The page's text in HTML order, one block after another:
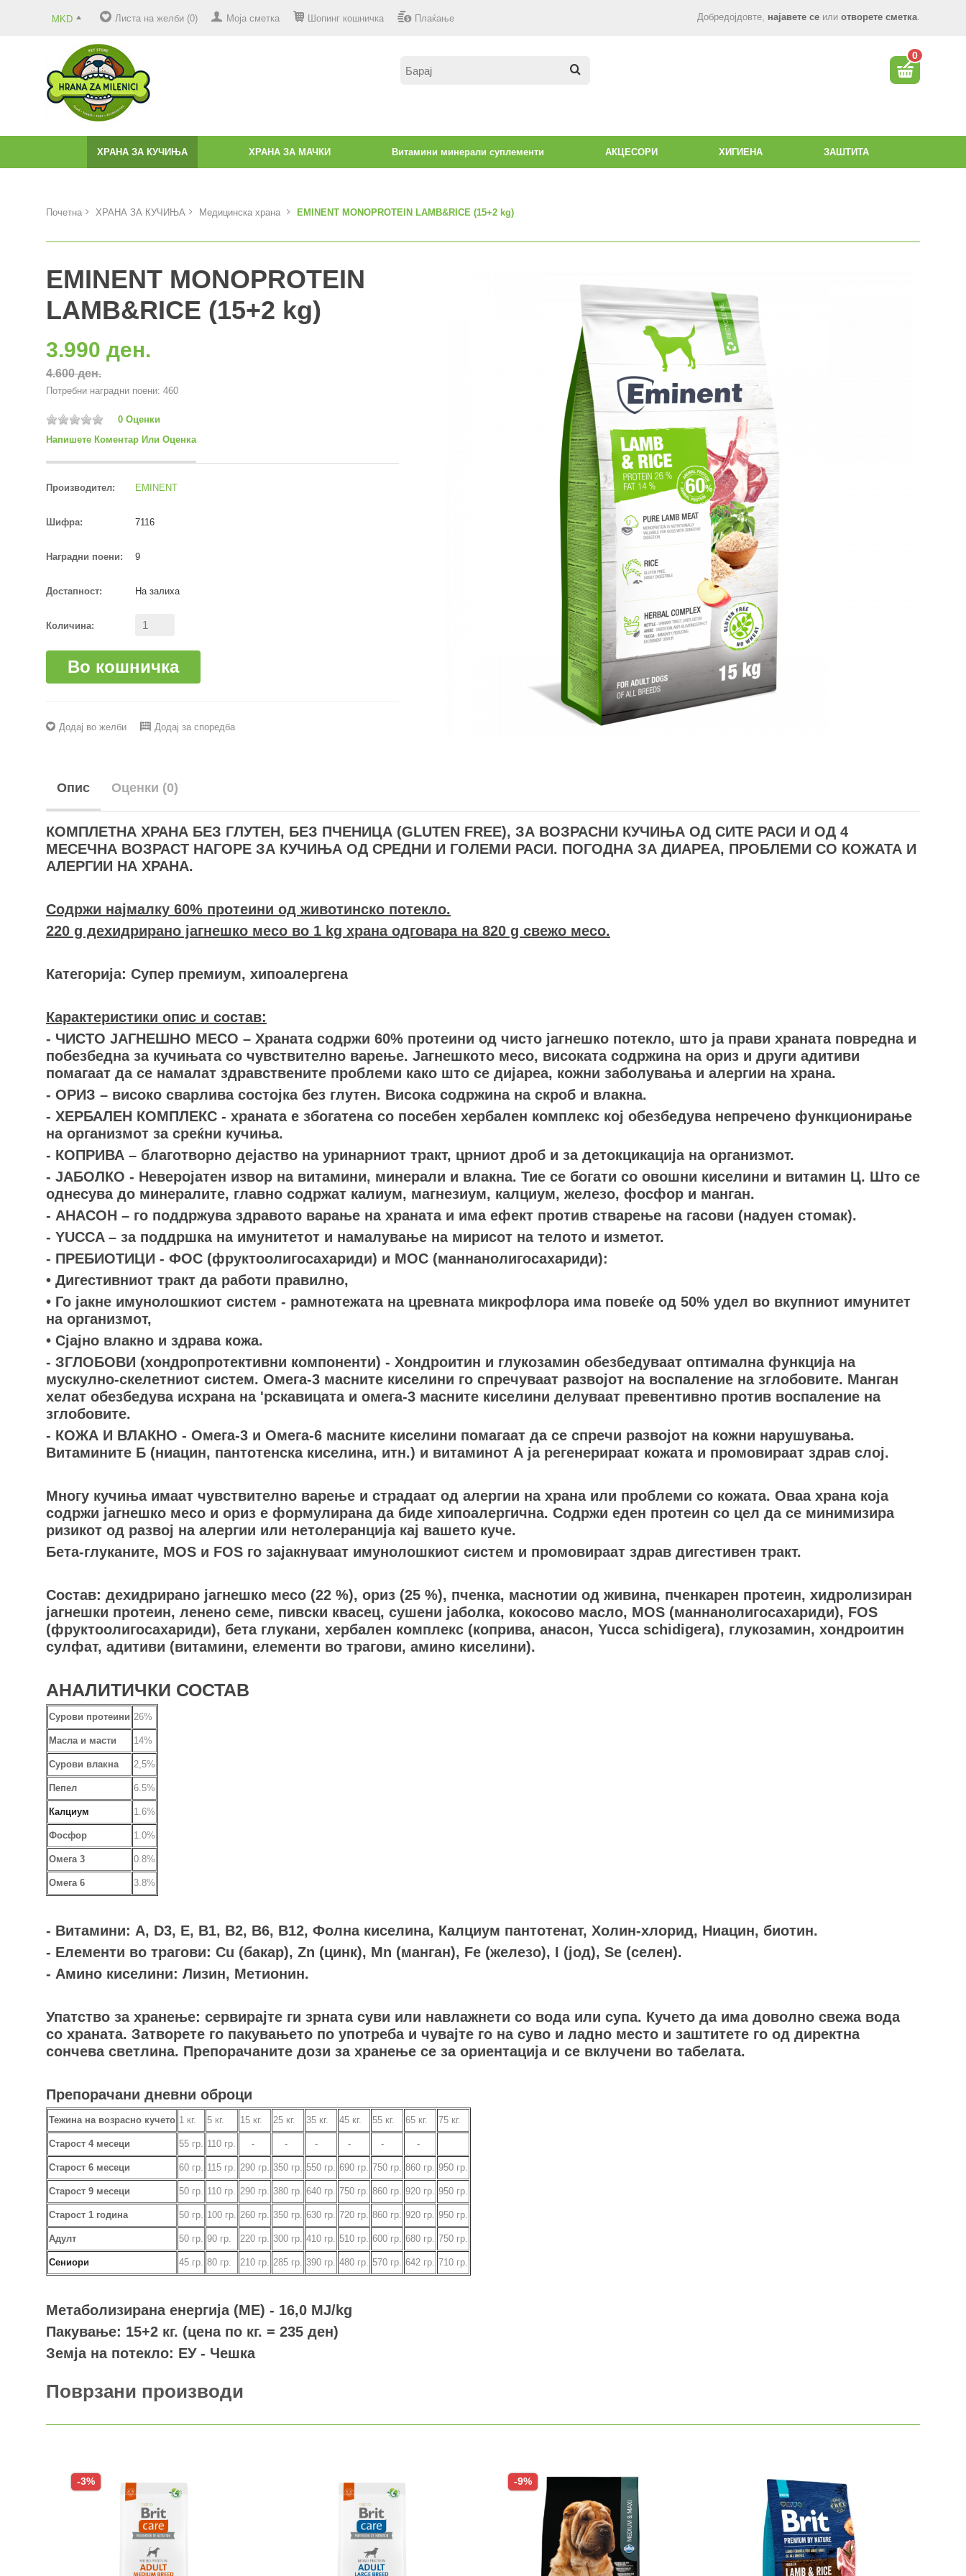
MKD Добредојдовте, најавете се или отворете сметка.
Листа на желби (0) Моја сметка Шопинг кошничка Плаќање
0
ХРАНА ЗА КУЧИЊА ХРАНА ЗА МАЧКИ Витамини минерали суплементи АКЦЕСОРИ ХИГИЕНА ЗАШТИТА
Почетна ХРАНА ЗА КУЧИЊА Медицинска храна EMINENT MONOPROTEIN LAMB&RICE (15+2 kg)
EMINENT MONOPROTEIN
LAMB&RICE (15+2 kg)
3.990 ден.
4.600 ден.
Потребни наградни поени: 460
0 Оценки
Напишете Коментар Или Оценка
Производител: EMINENT
Шифра: 7116
Наградни поени: 9
Достапност: На залиха
Количина:
Во кошничка
Додај во желби Додај за споредба
Опис Оценки (0)
КОМПЛЕТНА ХРАНА БЕЗ ГЛУТЕН, БЕЗ ПЧЕНИЦА (GLUTEN FREE), ЗА ВОЗРАСНИ КУЧИЊА ОД СИТЕ РАСИ И ОД 4
МЕСЕЧНА ВОЗРАСТ НАГОРЕ ЗА КУЧИЊА ОД СРЕДНИ И ГОЛЕМИ РАСИ. ПОГОДНА ЗА ДИАРЕА, ПРОБЛЕМИ СО КОЖАТА И
АЛЕРГИИ НА ХРАНА.
Содржи најмалку 60% протеини од животинско потекло.
220 g дехидрирано јагнешко месо во 1 kg храна одговара на 820 g свежо месо.
Категорија: Супер премиум, хипоалергена
Карактеристики опис и состав:
- ЧИСТО ЈАГНЕШНО МЕСО – Храната содржи 60% протеини од чисто јагнешко потекло, што ја прави храната повредна и
побезбедна за кучињата со чувствително варење. Јагнешкото месо, високата содржина на ориз и други адитиви
помагаат да се намалат здравствените проблеми како што се дијареа, кожни заболувања и алергии на храна.
- ОРИЗ – високо сварлива состојка без глутен. Висока содржина на скроб и влакна.
- ХЕРБАЛЕН КОМПЛЕКС - храната е збогатена со посебен хербален комплекс кој обезбедува непречено функционирање
на организмот за среќни кучиња.
- КОПРИВА – благотворно дејаство на уринарниот тракт, црниот дроб и за детокцикација на организмот.
- ЈАБОЛКО - Неверојатен извор на витамини, минерали и влакна. Тие се богати со овошни киселини и витамин Ц. Што се
однесува до минералите, главно содржат калиум, магнезиум, калциум, железо, фосфор и манган.
- АНАСОН – го поддржува здравото варање на храната и има ефект против стварење на гасови (надуен стомак).
- YUCCA – за поддршка на имунитетот и намалување на мирисот на телото и изметот.
- ПРЕБИОТИЦИ - ФОС (фруктоолигосахариди) и МОС (маннанолигосахариди):
• Дигестивниот тракт да работи правилно,
• Го јакне имунолошкиот систем - рамнотежата на цревната микрофлора има повеќе од 50% удел во вкупниот имунитет
на организмот,
• Сјајно влакно и здрава кожа.
- ЗГЛОБОВИ (хондропротективни компоненти) - Хондроитин и глукозамин обезбедуваат оптимална функција на
мускулно-скелетниот систем. Омега-3 масните киселини го спречуваат развојот на воспаление на зглобовите. Манган
хелат обезбедува исхрана на 'рскавицата и омега-3 масните киселини делуваат превентивно против воспаление на
зглобовите.
- КОЖА И ВЛАКНО - Омега-3 и Омега-6 масните киселини помагаат да се спречи развојот на кожни нарушувања.
Витамините Б (ниацин, пантотенска киселина, итн.) и витаминот А ја регенерираат кожата и промовираат здрав слој.
Многу кучиња имаат чувствително варење и страдаат од алергии на храна или проблеми со кожата. Оваа храна која
содржи јагнешко месо и ориз е формулирана да биде хипоалергична. Содржи еден протеин со цел да се минимизира
ризикот од развој на алергии или нетолеранција кај вашето куче.
Бета-глуканите, MOS и FOS го зајакнуваат имунолошкиот систем и промовираат здрав дигестивен тракт.
Состав: дехидрирано јагнешко месо (22 %), ориз (25 %), пченка, маснотии од живина, пченкарен протеин, хидролизиран
јагнешки протеин, ленено семе, пивски квасец, сушени јаболка, кокосово масло, MOS (маннанолигосахариди), FOS
(фруктоолигосахариди), бета глукани, хербален комплекс (коприва, анасон, Yucca schidigera), глукозамин, хондроитин
сулфат, адитиви (витамини, елементи во трагови, амино киселини).
АНАЛИТИЧКИ СОСТАВ
Сурови протеини 26%
Масла и масти 14%
Сурови влакна 2,5%
Пепел 6.5%
Калциум 1.6%
Фосфор 1.0%
Омега 3 0.8%
Омега 6 3.8%
- Витамини: А, D3, Е, B1, B2, B6, B12, Фолна киселина, Калциум пантотенат, Холин-хлорид, Ниацин, биотин.
- Елементи во трагови: Cu (бакар), Zn (цинк), Mn (манган), Fe (железо), I (јод), Se (селен).
- Амино киселини: Лизин, Метионин.
Упатство за хранење: сервирајте ги зрната суви или навлажнети со вода или супа. Кучето да има доволно свежа вода
со храната. Затворете го пакувањето по употреба и чувајте го на суво и ладно место и заштитете го од директна
сончева светлина. Препорачаните дози за хранење се за ориентација и се вклучени во табелата.
Препорачани дневни оброци
Тежина на возрасно кучето 1 кг. 5 кг. 15 кг. 25 кг. 35 кг. 45 кг. 55 кг. 65 кг. 75 кг.
Старост 4 месеци 55 гр. 110 гр. - - - - - -
Старост 6 месеци 60 гр. 115 гр. 290 гр. 350 гр. 550 гр. 690 гр. 750 гр. 860 гр. 950 гр.
Старост 9 месеци 50 гр. 110 гр. 290 гр. 380 гр. 640 гр. 750 гр. 860 гр. 920 гр. 950 гр.
Старост 1 година 50 гр. 100 гр. 260 гр. 350 гр. 630 гр. 720 гр. 860 гр. 920 гр. 950 гр.
Адулт 50 гр. 90 гр. 220 гр. 300 гр. 410 гр. 510 гр. 600 гр. 680 гр. 750 гр.
Сениори 45 гр. 80 гр. 210 гр. 285 гр. 390 гр. 480 гр. 570 гр. 642 гр. 710 гр.
Метаболизирана енергија (ME) - 16,0 MJ/kg
Пакување: 15+2 кг. (цена по кг. = 235 ден)
Земја на потекло: ЕУ - Чешка
Поврзани производи
-3% -9%